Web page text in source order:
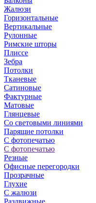
Жалюзи
Горизонтальные
Вертикальные
Рулонные
Римские шторы
Плиссе
Зебра
Потолки
Тканевые
Сатиновые
Фактурные
Матовые
Глянцевые
Со световыми линиями
Парящие потолки
С фотопечатью
С фотопечатью
Резные
Офисные перегородки
Прозрачные
Глухие
С жалюзи